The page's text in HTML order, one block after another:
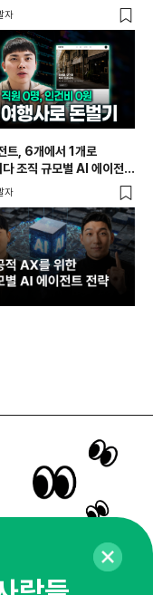
자
트, 6개에서 1개로
조직 규모별 AI 에이전트
자